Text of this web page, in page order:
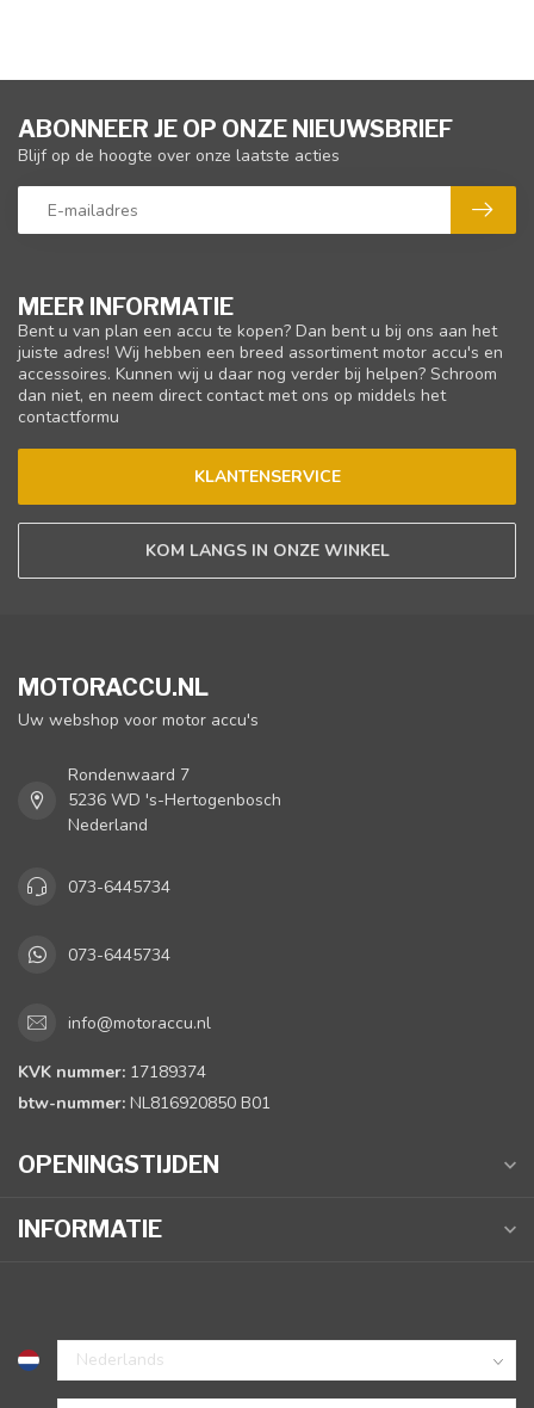
MEER INFORMATIE
Bent u van plan een accu te kopen? Dan bent u bij ons aan het
juiste adres! Wij hebben een breed assortiment motor accu's en
accessoires. Kunnen wij u daar nog verder bij helpen? Schroom
dan niet, en neem direct contact met ons op middels het
contactformu
KLANTENSERVICE
KOM LANGS IN ONZE WINKEL
ABONNEER JE OP ONZE NIEUWSBRIEF
Blijf op de hoogte over onze laatste acties
MOTORACCU.NL
Uw webshop voor motor accu's
Rondenwaard 7
5236 WD 's-Hertogenbosch
Nederland
073-6445734
073-6445734
info@motoraccu.nl
KVK nummer: 17189374
btw-nummer: NL816920850 B01
OPENINGSTIJDEN
INFORMATIE